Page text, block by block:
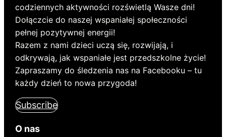
codziennych aktywności rozświetlą Wasze dni!
Dołączcie do naszej wspaniałej społeczności
pełnej pozytywnej energii!
Razem z nami dzieci uczą się, rozwijają, i
odkrywają, jak wspaniałe jest przedszkolne życie!
Zapraszamy do śledzenia nas na Facebooku – tu
każdy dzień to nowa przygoda!
Subscribe
O nas